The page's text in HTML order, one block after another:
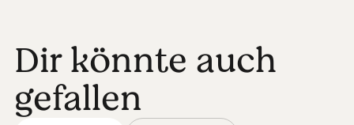
Dir könnte auch
gefallen